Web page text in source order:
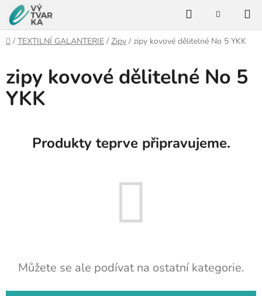
Přejít
na
obsah
HledatNÁKUPNÍ
Domů
/ TEXTILNÍ GALANTERIE / Zipy / zipy kovové dělitelné No 5 YKK
zipy kovové dělitelné No 5
YKK
Produkty teprve připravujeme.
Můžete se ale podívat na ostatní kategorie.